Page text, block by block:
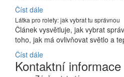
Číst dále
Látka pro rolety: jak vybrat tu správnou
Článek vysvětluje, jak vybrat
toho, jak má ovlivňovat světlo a
Číst dále
Kontaktní informace